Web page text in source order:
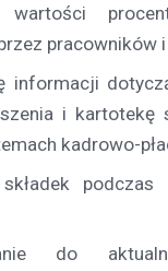
wartości
pracowników
informacji
i kartotekę
kadrowo-
podczas
do